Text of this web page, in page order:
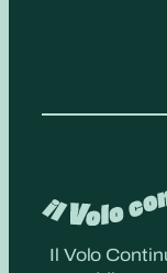
Il Volo